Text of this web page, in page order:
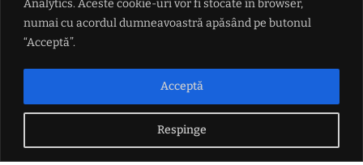
Analytics. Aceste cookie-uri vor fi stocate în browser,
numai cu acordul dumneavoastră apăsând pe butonul
“Acceptă”.
Respinge
Acceptă
De la Trieste la Palermo, toate oraşele mari ale Italiei sunt plasate sub
cod roşu de caniculă
VIDEO Scene de groază în timpul unui live: Un influencer cu peste